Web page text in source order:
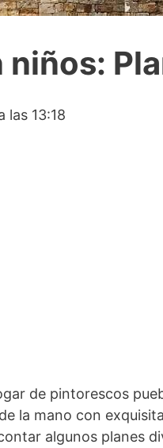
niños:
las 13:18
de pintorescos
la mano con
algunos planes